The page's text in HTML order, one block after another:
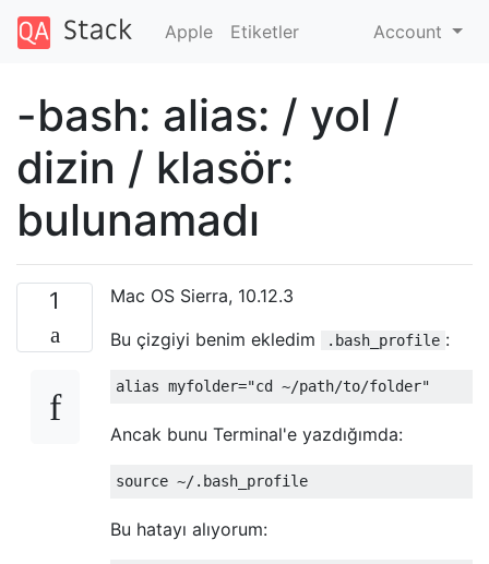
Apple Etiketler Account
-bash: alias: / yol /
dizin / klasör:
bulunamadı
1
Mac OS Sierra, 10.12.3
Bu çizgiyi benim ekledim
.bash_profile :
Ancak bunu Terminal'e yazdığımda:
Bu hatayı alıyorum: